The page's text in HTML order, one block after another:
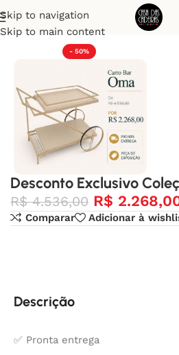
Skip to navigation
Skip to main content
Início Desconto Exclusivo
- 50%
Desconto Exclusivo
R$4.536,00 R$
Comparar Adicionar à
Descrição
✅ Pronta entrega